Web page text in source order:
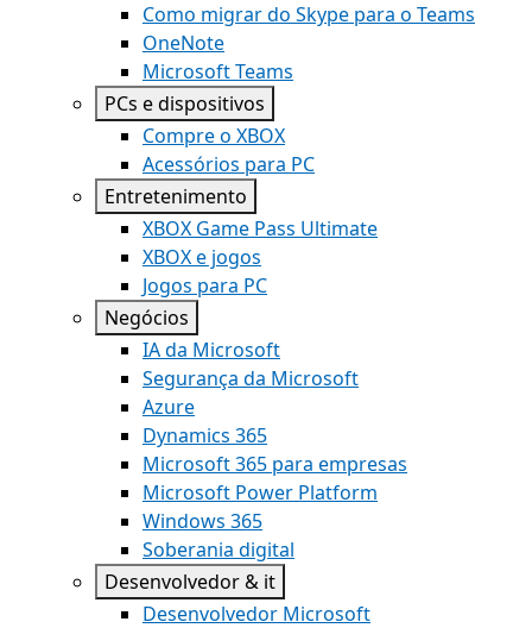
Como migrar do Skype para o Teams
OneNote
Microsoft Teams
PCs e dispositivos
Compre o XBOX
Acessórios para PC
Entretenimento
XBOX Game Pass Ultimate
XBOX e jogos
Jogos para PC
Negócios
IA da Microsoft
Segurança da Microsoft
Azure
Dynamics 365
Microsoft 365 para empresas
Microsoft Power Platform
Windows 365
Soberania digital
Desenvolvedor & it
Desenvolvedor Microsoft